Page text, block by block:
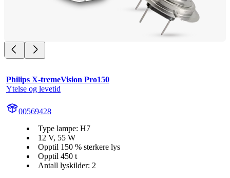
Philips X-tremeVision Pro150
Ytelse og levetid
00569428
Type lampe: H7
12 V, 55 W
Opptil 150 % sterkere lys
Opptil 450 t
Antall lyskilder: 2